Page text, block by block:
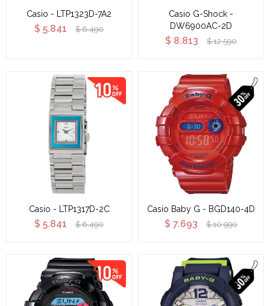
Casio - LTP1323D-7A2
$ 5.841 $ 6.490
Casio G-Shock -
DW6900AC-2D
$ 8.813 $ 12.590
Casio - LTP1317D-2C
$ 5.841 $ 6.490
Casio Baby G - BGD140-4D
$ 7.693 $ 10.990